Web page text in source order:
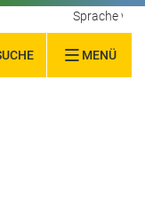
MENÜ
Sprache